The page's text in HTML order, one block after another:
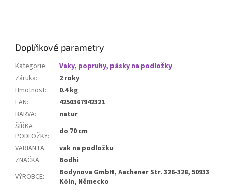
Doplňkové parametry
Kategorie:
Vaky, popruhy, pásky na podložky
Záruka:
2 roky
Hmotnost:
0.4 kg
EAN:
4250367942321
BARVA:
natur
ŠÍŘKA
PODLOŽKY:
do 70 cm
VARIANTA:
vak na podložku
ZNAČKA:
Bodhi
VÝROBCE:
Bodynova GmbH, Aachener Str. 326-328, 50933
Köln, Německo